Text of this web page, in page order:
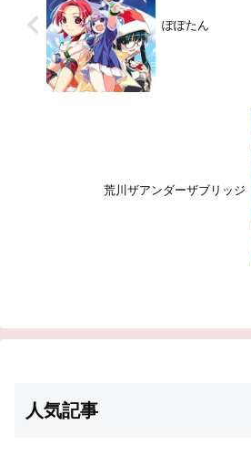
ぽぽたん
荒川ザアンダーザブリッジ
人気記事